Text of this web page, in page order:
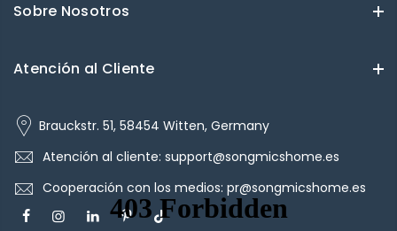
Sobre Nosotros
Atención al Cliente
Brauckstr. 51, 58454 Witten, Germany
Atención al cliente: support@songmicshome.es
Cooperación con los medios: pr@songmicshome.es